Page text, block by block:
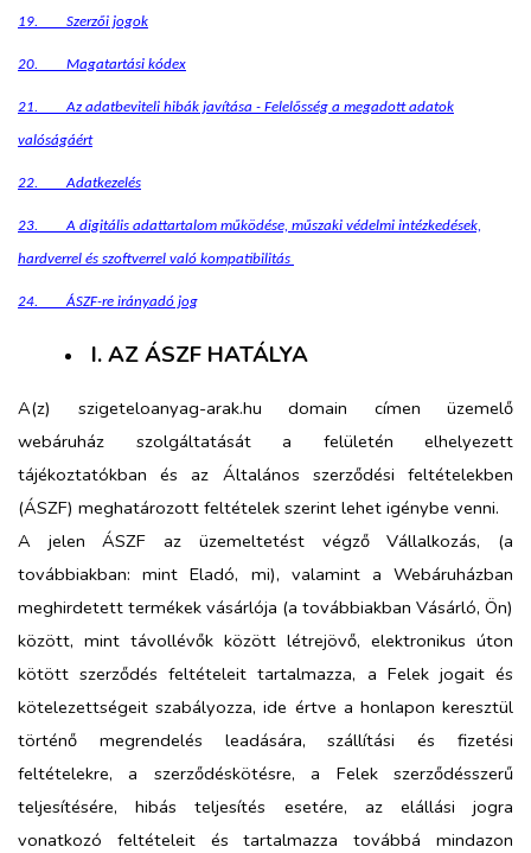
19. Szerzői jogok
20. Magatartási kódex
21. Az adatbeviteli hibák javítása - Felelősség a megadott adatok
valóságáért
22. Adatkezelés
23. A digitális adattartalom működése, műszaki védelmi intézkedések,
hardverrel és szoftverrel való kompatibilitás
24. ÁSZF-re irányadó jog
I. AZ ÁSZF HATÁLYA
A(z) szigeteloanyag-arak.hu domain címen üzemelő
webáruház szolgáltatását a felületén elhelyezett
tájékoztatókban és az Általános szerződési feltételekben
(ÁSZF) meghatározott feltételek szerint lehet igénybe venni.
A jelen ÁSZF az üzemeltetést végző Vállalkozás, (a
továbbiakban: mint Eladó, mi), valamint a Webáruházban
meghirdetett termékek vásárlója (a továbbiakban Vásárló, Ön)
között, mint távollévők között létrejövő, elektronikus úton
kötött szerződés feltételeit tartalmazza, a Felek jogait és
kötelezettségeit szabályozza, ide értve a honlapon keresztül
történő megrendelés leadására, szállítási és fizetési
feltételekre, a szerződéskötésre, a Felek szerződésszerű
teljesítésére, hibás teljesítés esetére, az elállási jogra
vonatkozó feltételeit és tartalmazza továbbá mindazon